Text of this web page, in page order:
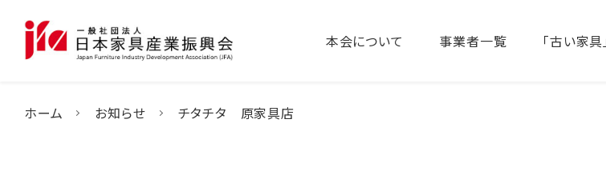
本会について 事業者一覧 「古い家
ホーム お知らせ チタチタ 原家具店